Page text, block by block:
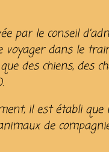
par le conseil
dans le
des chiens, des
il est établi
de